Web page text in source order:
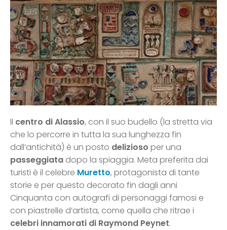
Il centro di Alassio, con il suo budello (la stretta via
che lo percorre in tutta la sua lunghezza fin
dall’antichità) è un posto delizioso per una
passeggiata dopo la spiaggia. Meta preferita dai
turisti è il celebre Muretto, protagonista di tante
storie e per questo decorato fin dagli anni
Cinquanta con autografi di personaggi famosi e
con piastrelle d’artista, come quella che ritrae i
celebri innamorati di Raymond Peynet.